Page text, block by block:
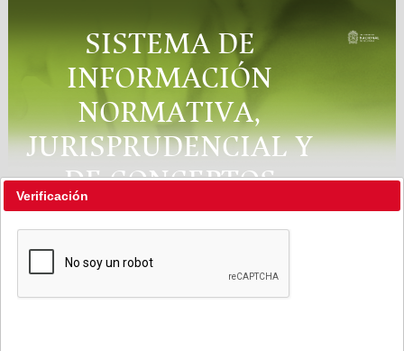
SISTEMA DE
INFORMACIÓN
NORMATIVA,
JURISPRUDENCIAL Y
DE CONCEPTOS
"RÉGIMEN LEGAL"
Verificación